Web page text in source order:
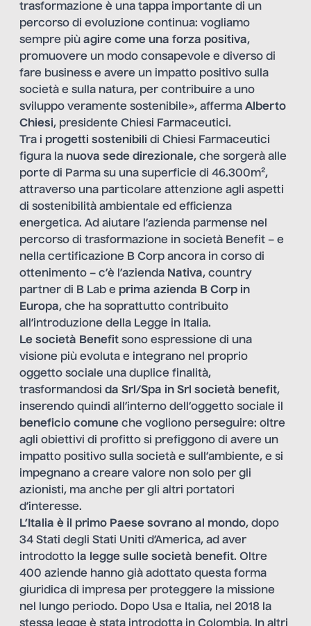
trasformazione è una tappa importante di un
percorso di evoluzione continua: vogliamo
sempre più agire come una forza positiva,
promuovere un modo consapevole e diverso di
fare business e avere un impatto positivo sulla
società e sulla natura, per contribuire a uno
sviluppo veramente sostenibile», afferma Alberto
Chiesi, presidente Chiesi Farmaceutici.
Tra i progetti sostenibili di Chiesi Farmaceutici
figura la nuova sede direzionale, che sorgerà alle
porte di Parma su una superficie di 46.300m²,
attraverso una particolare attenzione agli aspetti
di sostenibilità ambientale ed efficienza
energetica. Ad aiutare l’azienda parmense nel
percorso di trasformazione in società Benefit – e
nella certificazione B Corp ancora in corso di
ottenimento – c’è l’azienda Nativa, country
partner di B Lab e prima azienda B Corp in
Europa, che ha soprattutto contribuito
all’introduzione della Legge in Italia.
Le società Benefit sono espressione di una
visione più evoluta e integrano nel proprio
oggetto sociale una duplice finalità,
trasformandosi da Srl/Spa in Srl società benefit,
inserendo quindi all’interno dell’oggetto sociale il
beneficio comune che vogliono perseguire: oltre
agli obiettivi di profitto si prefiggono di avere un
impatto positivo sulla società e sull’ambiente, e si
impegnano a creare valore non solo per gli
azionisti, ma anche per gli altri portatori
d’interesse.
L’Italia è il primo Paese sovrano al mondo, dopo
34 Stati degli Stati Uniti d’America, ad aver
introdotto la legge sulle società benefit. Oltre
400 aziende hanno già adottato questa forma
giuridica di impresa per proteggere la missione
nel lungo periodo. Dopo Usa e Italia, nel 2018 la
stessa legge è stata introdotta in Colombia. In altri